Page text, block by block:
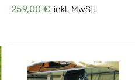
259,00 € inkl. MwSt.